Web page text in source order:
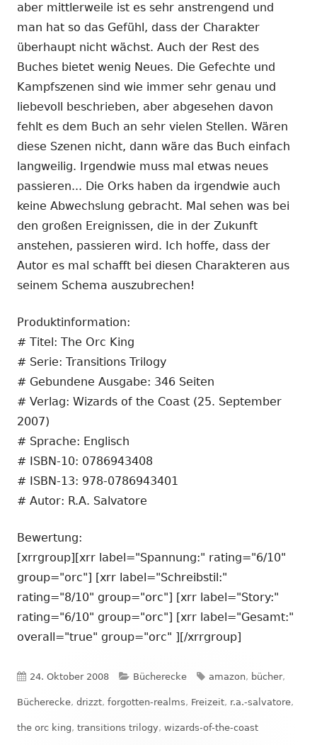
aber mittlerweile ist es sehr anstrengend und
man hat so das Gefühl, dass der Charakter
überhaupt nicht wächst. Auch der Rest des
Buches bietet wenig Neues. Die Gefechte und
Kampfszenen sind wie immer sehr genau und
liebevoll beschrieben, aber abgesehen davon
fehlt es dem Buch an sehr vielen Stellen. Wären
diese Szenen nicht, dann wäre das Buch einfach
langweilig. Irgendwie muss mal etwas neues
passieren... Die Orks haben da irgendwie auch
keine Abwechslung gebracht. Mal sehen was bei
den großen Ereignissen, die in der Zukunft
anstehen, passieren wird. Ich hoffe, dass der
Autor es mal schafft bei diesen Charakteren aus
seinem Schema auszubrechen!
Produktinformation:
# Titel: The Orc King
# Serie: Transitions Trilogy
# Gebundene Ausgabe: 346 Seiten
# Verlag: Wizards of the Coast (25. September
2007)
# Sprache: Englisch
# ISBN-10: 0786943408
# ISBN-13: 978-0786943401
# Autor: R.A. Salvatore
Bewertung:
[xrrgroup][xrr label="Spannung:" rating="6/10"
group="orc"] [xrr label="Schreibstil:"
rating="8/10" group="orc"] [xrr label="Story:"
rating="6/10" group="orc"] [xrr label="Gesamt:"
overall="true" group="orc" ][/xrrgroup]
Veröffentlicht
am
24. Oktober 2008 Kategorien
Bücherecke Schlagwörter
amazon, bücher,
Bücherecke, drizzt, forgotten-realms, Freizeit, r.a.-salvatore,
the orc king, transitions trilogy, wizards-of-the-coast